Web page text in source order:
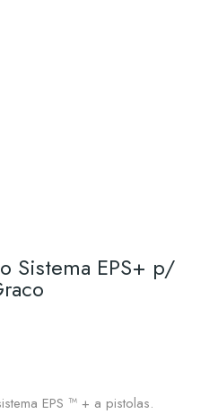
Sistema EPS+ p/
EPS ™ + a pistolas.